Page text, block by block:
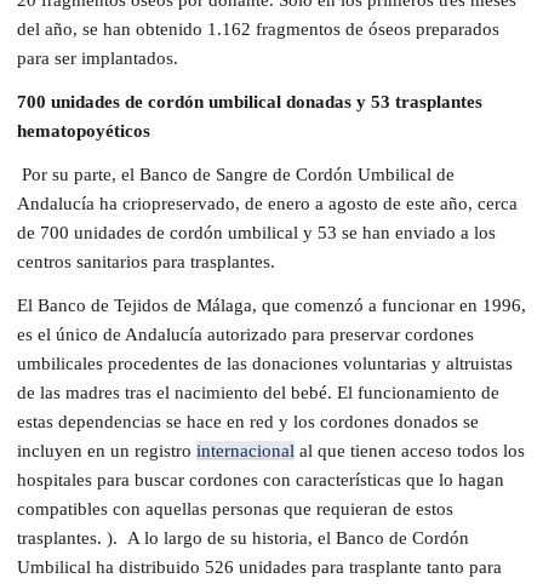
del año, se han obtenido 1.162 fragmentos de óseos preparados
para ser implantados.
700 unidades de cordón umbilical donadas y 53 trasplantes
hematopoyéticos
Por su parte, el Banco de Sangre de Cordón Umbilical de
Andalucía ha criopreservado, de enero a agosto de este año, cerca
de 700 unidades de cordón umbilical y 53 se han enviado a los
centros sanitarios para trasplantes.
El Banco de Tejidos de Málaga, que comenzó a funcionar en 1996,
es el único de Andalucía autorizado para preservar cordones
umbilicales procedentes de las donaciones voluntarias y altruistas
de las madres tras el nacimiento del bebé. El funcionamiento de
estas dependencias se hace en red y los cordones donados se
incluyen en un registro internacional al que tienen acceso todos los
hospitales para buscar cordones con características que lo hagan
compatibles con aquellas personas que requieran de estos
trasplantes. ). A lo largo de su historia, el Banco de Cordón
Umbilical ha distribuido 526 unidades para trasplante tanto para